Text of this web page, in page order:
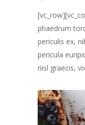
phaedrum
periculis ex,
pericula
nisl graecis,